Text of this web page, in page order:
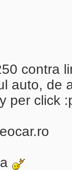
contra
auto, de
per click